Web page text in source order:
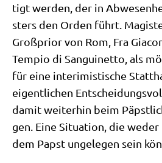
tigt wer­den, der in
sters den Orden führt.
Groß­pri­or von Rom, Fra
Tem­pio di San­gui­net­to, als
für eine inte­ri­mi­sti­sche
eigent­li­chen
damit wei­ter­hin beim
gen. Eine Situa­ti­on, die
dem Papst unge­le­gen sein